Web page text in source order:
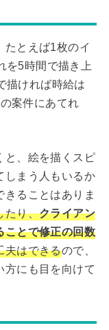
たとえば1枚のイ
を5時間で描き上
描ければ時給は
案件にあてれ
と、絵を描くスピ
しまう人もいるか
きることはありま
たり、クライアン
ことで修正の回数
夫はできるので、
方にも目を向けて